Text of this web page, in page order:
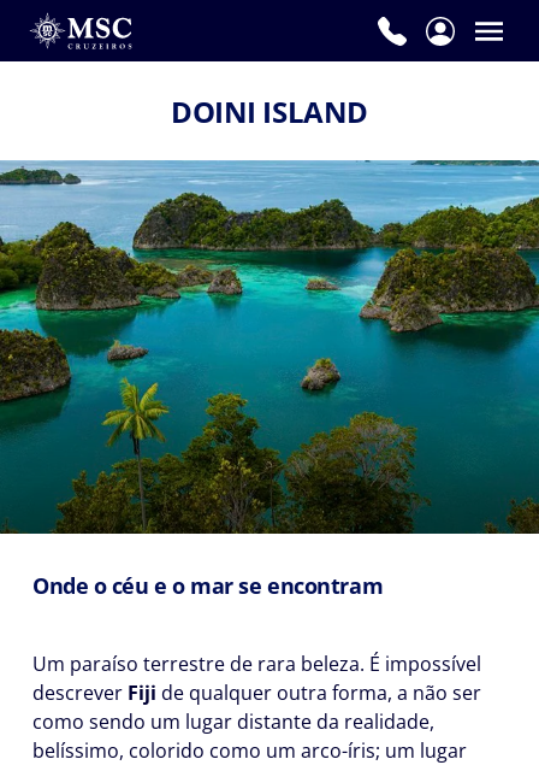
DOINI ISLAND
Onde o céu e o mar se encontram
Um paraíso terrestre de rara beleza. É impossível
descrever Fiji de qualquer outra forma, a não ser
como sendo um lugar distante da realidade,
belíssimo, colorido como um arco-íris; um lugar